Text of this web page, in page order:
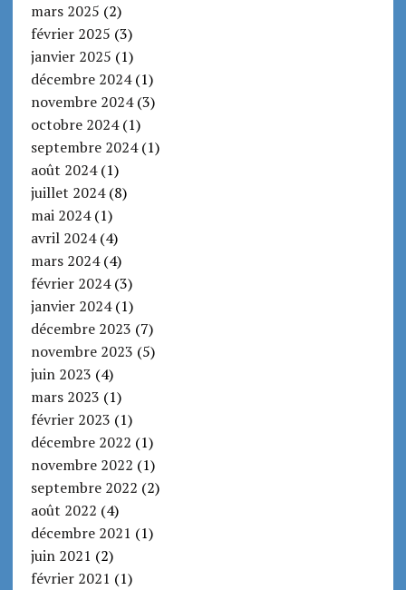
mars 2025 (2)
février 2025 (3)
janvier 2025 (1)
décembre 2024(1)
novembre 2024(3)
octobre 2024(1)
septembre 2024(1)
août 2024(1)
juillet 2024(8)
mai 2024(1)
avril 2024(4)
mars 2024(4)
février 2024(3)
janvier 2024(1)
décembre 2023 (7)
novembre 2023 (5)
juin 2023 (4)
mars 2023 (1)
février 2023 (1)
décembre 2022 (1)
novembre 2022 (1)
septembre 2022 (2)
août 2022 (4)
décembre 2021 (1)
juin 2021 (2)
février 2021 (1)